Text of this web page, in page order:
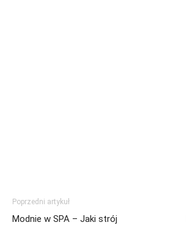
Poprzedni artykuł
Modnie w SPA – Jaki strój